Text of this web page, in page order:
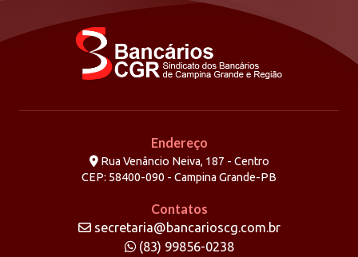
Endereço
Rua Venâncio Neiva, 187 - Centro
CEP: 58400-090 - Campina Grande-PB
Contatos
secretaria@bancarioscg.com.br
(83) 99856-0238